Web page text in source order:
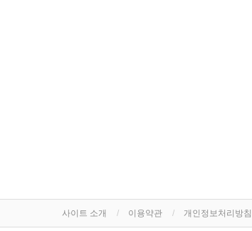
사이트 소개 이용약관 개인정보처리방침